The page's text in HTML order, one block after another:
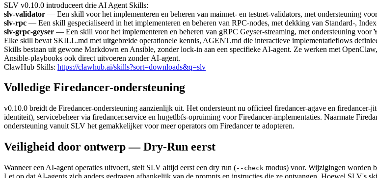
SLV v0.10.0 introduceert drie AI Agent Skills:
slv-validator — Een skill voor het implementeren en beheren van mainnet- en testnet-validators, met ondersteuning
slv-rpc — Een skill gespecialiseerd in het implementeren en beheren van RPC-nodes, met dekking van Standard-,
slv-grpc-geyser — Een skill voor het implementeren en beheren van gRPC Geyser-streaming, met ondersteuning voor
Elke skill bevat SKILL.md met uitgebreide operationele kennis, AGENT.md die interactieve implementatieflows
Skills bestaan uit gewone Markdown en Ansible, zonder lock-in aan een specifieke AI-agent. Ze werken met
Ansible-playbooks ook direct uitvoeren zonder AI-agent.
ClawHub Skills: https://clawhub.ai/skills?sort=downloads&q=slv
Volledige Firedancer-ondersteuning
v0.10.0 breidt de Firedancer-ondersteuning aanzienlijk uit. Het ondersteunt nu officieel firedancer-agave en firedancer-
identiteit), servicebeheer via firedancer.service en hugetlbfs-opruiming voor Firedancer-implementaties. Naarmate
ondersteuning vanuit SLV het gemakkelijker voor meer operators om Firedancer te adopteren.
Veiligheid door ontwerp — Dry-Run eerst
Wanneer een AI-agent operaties uitvoert, stelt SLV altijd eerst een dry run (--check modus) voor. Wijzigingen worden